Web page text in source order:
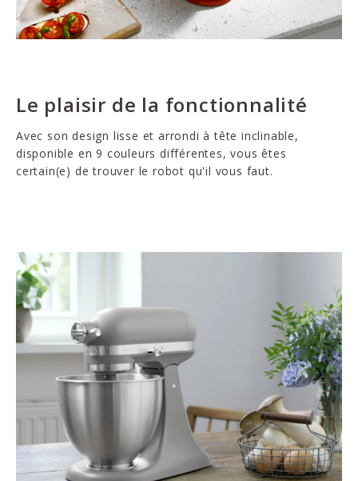
Le plaisir de la fonctionnalité
Avec son design lisse et arrondi à tête inclinable,
disponible en 9 couleurs différentes, vous êtes
certain(e) de trouver le robot qu'il vous faut.